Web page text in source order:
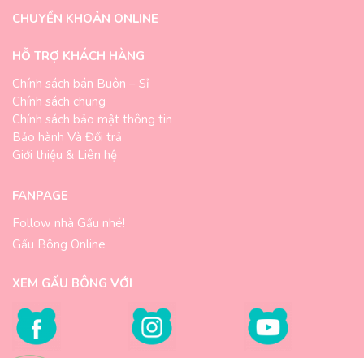
CHUYỂN KHOẢN ONLINE
HỖ TRỢ KHÁCH HÀNG
Chính sách bán Buôn – Sỉ
Chính sách chung
Chính sách bảo mật thông tin
Bảo hành Và Đổi trả
Giới thiệu & Liên hệ
FANPAGE
Follow nhà Gấu nhé!
Gấu Bông Online
XEM GẤU BÔNG VỚI